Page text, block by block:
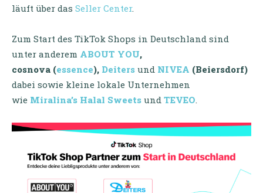
läuft über das Seller Center.
Zum Start des TikTok Shops in Deutschland sind
unter anderem ABOUT YOU,
cosnova (essence), Deiters und NIVEA (Beiersdorf)
dabei sowie kleine lokale Unternehmen
wie Miralina’s Halal Sweets und TEVEO